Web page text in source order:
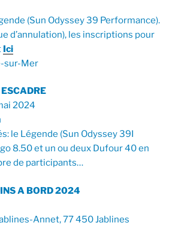
(Sun Odyssey 39 Performance).
d’annulation), les inscriptions pour
Ici
sur-Mer
2024
le Légende (Sun Odyssey 39I
8.50 et un ou deux Dufour 40 en
de participants…
A BORD 2024
Annet, 77 450 Jablines